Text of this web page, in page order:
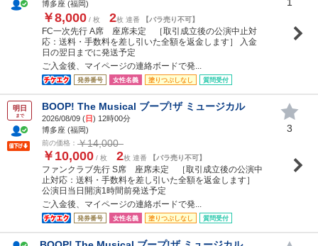
博多座 (福岡)
￥8,000 / 枚 2枚 連番 【バラ売り不可】
FC一次先行 A席 座席未定 ［取引成立後の公演中止対
応：送料・手数料を差し引いた全額を返金します］ 入金
日の翌日までに発送予定
ご入金後、マイページの連絡ボードで発...
発券番号 女性名義 塗りつぶしなし 質問受付
明日
まで
BOOP! The Musical ブープ!ザ ミュージカル
2026/08/09 (日) 12時00分
博多座 (福岡)
前の価格： ￥14,000
￥10,000 / 枚 2枚 連番 【バラ売り不可】
ファンクラブ先行 S席 座席未定 ［取引成立後の公演中
止対応：送料・手数料を差し引いた全額を返金します］
公演日当日開演1時間前発送予定
ご入金後、マイページの連絡ボードで発...
発券番号 女性名義 塗りつぶしなし 質問受付
3